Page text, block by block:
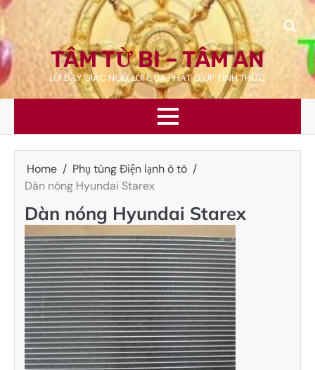
Skip
to
content
TÂM TỪ BI – TÂM AN
LỜI DẠY GIÁC NGỘ, LỜI CỦA PHẬT GÍÚP TỈNH THỨC
Home
Phụ tùng Điện lạnh ô tô
Dàn nóng Hyundai Starex
Dàn nóng Hyundai Starex